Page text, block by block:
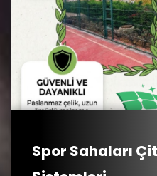
Spor Sahaları